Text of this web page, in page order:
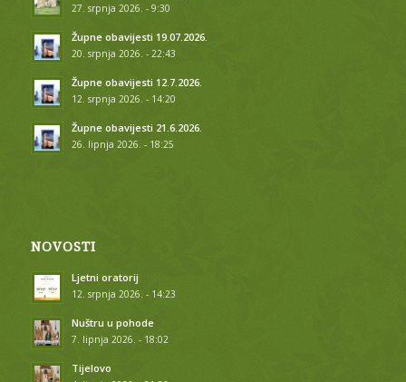
27. srpnja 2026. - 9:30
Župne obavijesti 19.07.2026.
20. srpnja 2026. - 22:43
Župne obavijesti 12.7.2026.
12. srpnja 2026. - 14:20
Župne obavijesti 21.6.2026.
26. lipnja 2026. - 18:25
NOVOSTI
Ljetni oratorij
12. srpnja 2026. - 14:23
Nuštru u pohode
7. lipnja 2026. - 18:02
Tijelovo